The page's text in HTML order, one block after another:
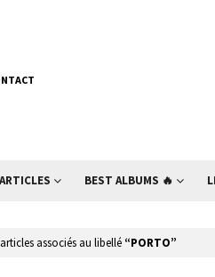
ARTICLES BEST ALBUMS 🔥
associés au libellé PORTO